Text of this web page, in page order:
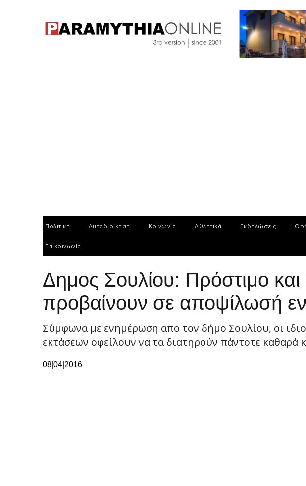
Πολιτική Αυτοδιοίκηση Κοινωνία Αθλητικά Εκδηλώσεις
Επικοινωνία
Δημος Σουλίου: Πρόστιμο
προβαίνουν σε αποψίλωσή εν
Σύμφωνα με ενημέρωση απο τον δήμο Σουλίου, οι
εκτάσεων οφείλουν να τα διατηρούν πάντοτε καθαρά
08|04|2016